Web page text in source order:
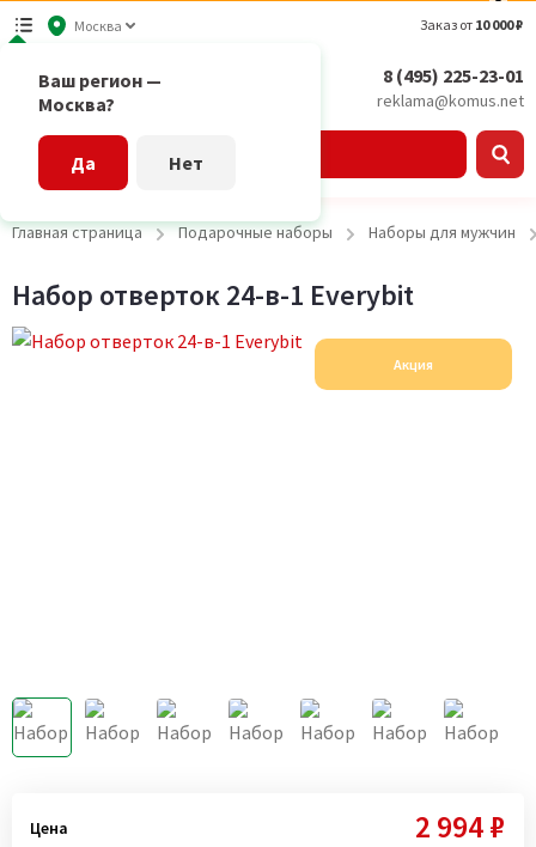
Москва
Ваш регион —
Москва?
Да Нет
Заказ от 10 000 ₽
8 (495) 225-23-01
reklama@komus.net
Главная страница Подарочные наборы Наборы для мужчин
Набор отверток 24-в-1 Everybit
Акция
Цена 2 994 ₽